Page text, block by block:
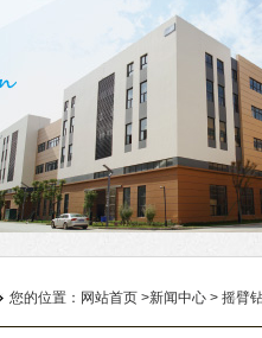
您的位置： 网站首页 >新闻中心 > 摇臂